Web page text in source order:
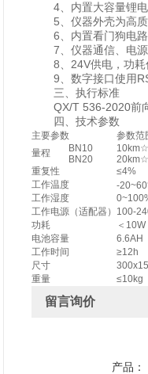
4、内置大容量锂电
5、仪器外壳为高质
6、内置看门狗电路
7、仪器通信、电源
8、24V供电，功耗
9、数字接口使用
三、执行标准
QX/T 536-2020前向
四、技术参数
主要参数
参数范
量程
BN10
10km☆
BN20
20km☆
重复性
≤4%
工作温度
-
工作湿度
工作电源（适配器） 100-
功耗
＜10W
电池容量
6.6AH
工作时间
≥12h
尺寸
重量
≤10kg
留言询价
产品：